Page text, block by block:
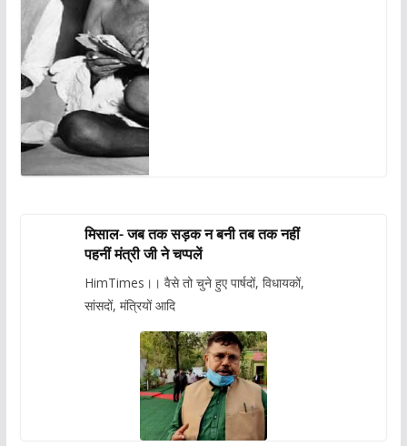
मिसाल- जब तक सड़क न बनी तब तक नहीं
पहनीं मंत्री जी ने चप्पलें
HimTimes।। वैसे तो चुने हुए पार्षदों, विधायकों,
सांसदों, मंत्रियों आदि